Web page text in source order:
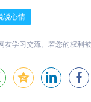
说心情
友学习交流。若您的权